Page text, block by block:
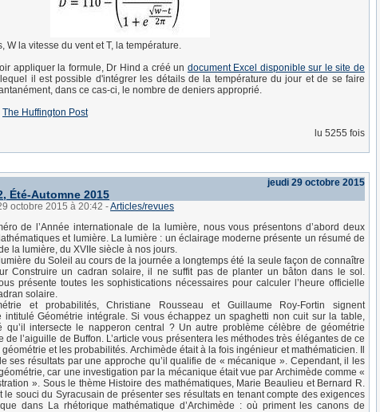
W la vitesse du vent et T, la température.
appliquer la formule, Dr Hind a créé un document Excel disponible sur le site de
il est possible d'intégrer les détails de la température du jour et de se faire
dans ce cas-ci, le nombre de deniers approprié.
The Huffington Post
lu 5255 fois
jeudi 29 octobre 2015
Été-Automne 2015
octobre 2015 à 20:42 -Articles/revues
de l’Année internationale de la lumière, nous vous présentons d’abord deux
et lumière. La lumière : un éclairage moderne présente un résumé de
la lumière, du XVIIe siècle à nos jours.
du Soleil au cours de la journée a longtemps été la seule façon de connaître
Construire un cadran solaire, il ne suffit pas de planter un bâton dans le sol.
présente toutes les sophistications nécessaires pour calculer l’heure officielle
solaire.
et probabilités, Christiane Rousseau et Guillaume Roy-Fortin signent
intitulé Géométrie intégrale. Si vous échappez un spaghetti non cuit sur la table,
qu’il intersecte le napperon central ? Un autre problème célèbre de géométrie
de l’aiguille de Buffon. L’article vous présentera les méthodes très élégantes de ce
et les probabilités. Archimède était à la fois ingénieur et mathématicien. Il
ses résultats par une approche qu’il qualifie de « mécanique ». Cependant, il les
car une investigation par la mécanique était vue par Archimède comme «
». Sous le thème Histoire des mathématiques, Marie Beaulieu et Bernard R.
le souci du Syracusain de présenter ses résultats en tenant compte des exigences
dans La rhétorique mathématique d’Archimède : où priment les canons de